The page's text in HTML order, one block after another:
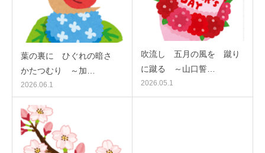
葉の裏に ひぐれの暗さ
かたつむり ～加…
2026.06.1
吹流し 五月の風を 蹴り
に蹴る ～山口誓…
2026.05.1